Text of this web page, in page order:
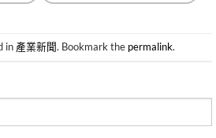
in 產業新聞. Bookmark the permalink.